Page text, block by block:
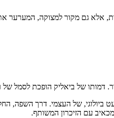
אלא גם מקור למצוקה, המערער
דמותו של ביאליק הופכת
של העצמי. דרך השפה,
עם הזיכרון המשותף.